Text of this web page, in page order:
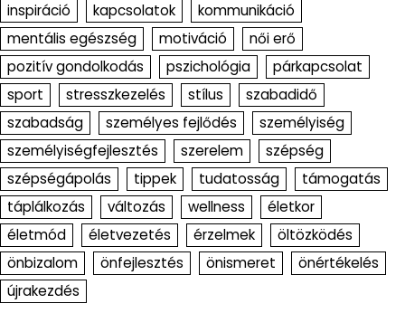
inspiráció
kapcsolatok
kommunikáció
mentális egészség
motiváció
női erő
pozitív gondolkodás
pszichológia
párkapcsolat
sport
stresszkezelés stílus
szabadidő
szabadság
személyes fejlődés
személyiség
személyiségfejlesztés
szerelem
szépség
szépségápolás
tippek tudatosság
támogatás
táplálkozás
változás wellness
életkor
életmód
életvezetés érzelmek
öltözködés
önbizalom
önfejlesztés önismeret
önértékelés
újrakezdés